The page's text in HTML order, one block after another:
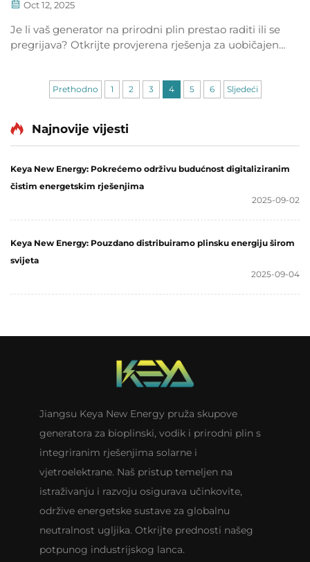
Oct 12, 2025
Je li vaš generator na prirodni plin prestao raditi ili se
pregrijava? Otkrijte provjerena rješenja za uobičajene
Prethodno 1 2 3 4 5 6 Sljedeći
Najnovije vijesti
Keya New Energy: Pokrećemo održivu budućnost digitaliziranim
čistim energetskim rješenjima
2025-09-02
Keya New Energy: Pouzdano distribuiramo plinsku energiju širom
svijeta
2025-09-04
Jiangsu Keya New Energy pruža skupove
generatora za bioplinski, vodik i prirodni plin s
integriranim rješenjima solarne i
vjetroelektrane. Naš pristup temeljen na
istraživanju i razvoju osigurava učinkovite,
održive energetske sustave za globalnu
neutralnost ugljika. Otkrijte prednosti našeg
potpunog industrijskog lanca.